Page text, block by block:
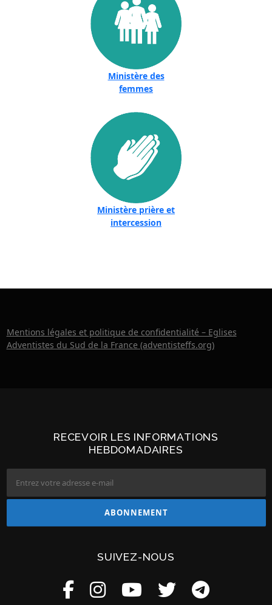
Ministère des
femmes
Ministère prière et
intercession
Mentions légales et politique de confidentialité – Eglises
Adventistes du Sud de la France (adventisteffs.org)
RECEVOIR LES INFORMATIONS
HEBDOMADAIRES
SUIVEZ-NOUS